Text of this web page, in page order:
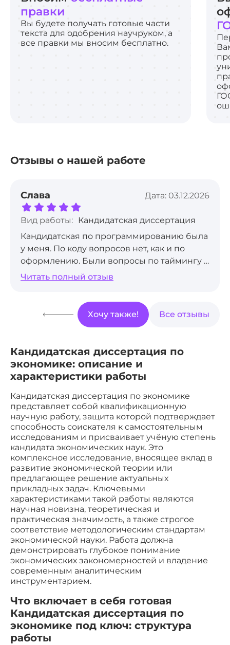
правки
Вы будете получать готовые части
текста для одобрения научруком, а
все правки мы вносим бесплатно.
Отзывы о нашей работе
Слава Дата: 03.12.2026
Вид работы:
Кандидатская диссертация
Кандидатская по программированию была
у меня. По коду вопросов нет, как и по
оформлению. Были вопросы по таймингу и
по последовательности выполнения
структуру и другие действия, которые в
дальнейшем точно не пригодятся. Спасибо
Читать полный отзыв
Хочу также! Все отзывы
Кандидатская диссертация по
экономике: описание и
характеристики работы
Кандидатская диссертация по экономике
представляет собой квалификационную
научную работу, защита которой подтверждает
способность соискателя к самостоятельным
исследованиям и присваивает учёную степень
кандидата экономических наук. Это
комплексное исследование, вносящее вклад в
развитие экономической теории или
предлагающее решение актуальных
прикладных задач. Ключевыми
характеристиками такой работы являются
научная новизна, теоретическая и
практическая значимость, а также строгое
соответствие методологическим стандартам
экономической науки. Работа должна
демонстрировать глубокое понимание
экономических закономерностей и владение
современным аналитическим
инструментарием.
Что включает в себя готовая
Кандидатская диссертация по
экономике под ключ: структура
работы